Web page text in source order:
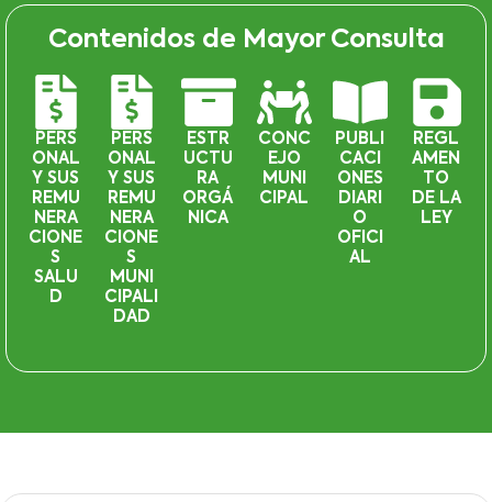
Contenidos de Mayor Consulta
PERS
ONAL
Y SUS
REMU
NERA
CIONE
S
SALU
D
PERS
ONAL
Y SUS
REMU
NERA
CIONE
S
MUNI
CIPALI
DAD
ESTR
UCTU
RA
ORGÁ
NICA
CONC
EJO
MUNI
CIPAL
PUBLI
CACI
ONES
DIARI
O
OFICI
AL
REGL
AMEN
TO
DE LA
LEY